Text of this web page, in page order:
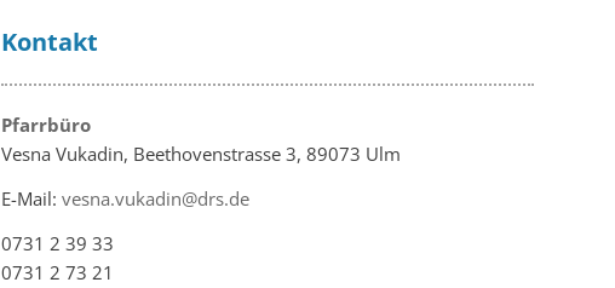
Kontakt
Pfarrbüro
Vesna Vukadin, Beethovenstrasse 3, 89073 Ulm
E-Mail: vesna.vukadin@drs.de
0731 2 39 33
0731 2 73 21